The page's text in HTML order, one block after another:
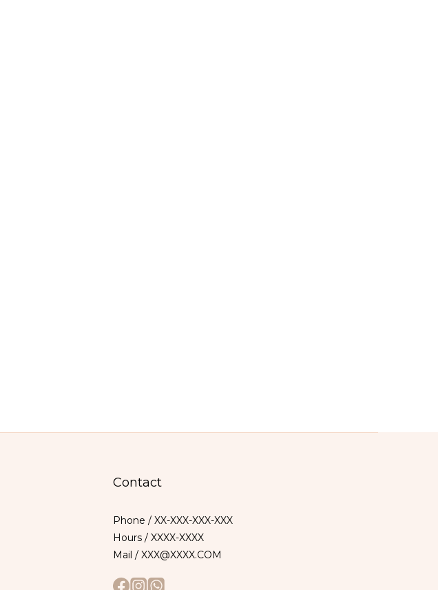
Contact
Phone / XX-XXX-XXX-XXX
Hours / XXXX-XXXX
Mail / XXX@XXXX.COM